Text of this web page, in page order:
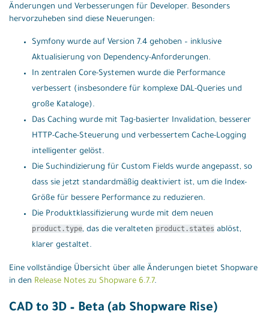
Änderungen und Verbesserungen für Developer. Besonders
hervorzuheben sind diese Neuerungen:
Symfony wurde auf Version 7.4 gehoben – inklusive
Aktualisierung von Dependency-Anforderungen.
In zentralen Core-Systemen wurde die Performance
verbessert (insbesondere für komplexe DAL-Queries und
große Kataloge).
Das Caching wurde mit Tag-basierter Invalidation, besserer
HTTP-Cache-Steuerung und verbessertem Cache-Logging
intelligenter gelöst.
Die Suchindizierung für Custom Fields wurde angepasst, so
dass sie jetzt standardmäßig deaktiviert ist, um die Index-
Größe für bessere Performance zu reduzieren.
Die Produktklassifizierung wurde mit dem neuen
product.type, das die veralteten product.states ablöst,
klarer gestaltet.
Eine vollständige Übersicht über alle Änderungen bietet Shopware
in den Release Notes zu Shopware 6.7.7.
CAD to 3D – Beta (ab Shopware Rise)